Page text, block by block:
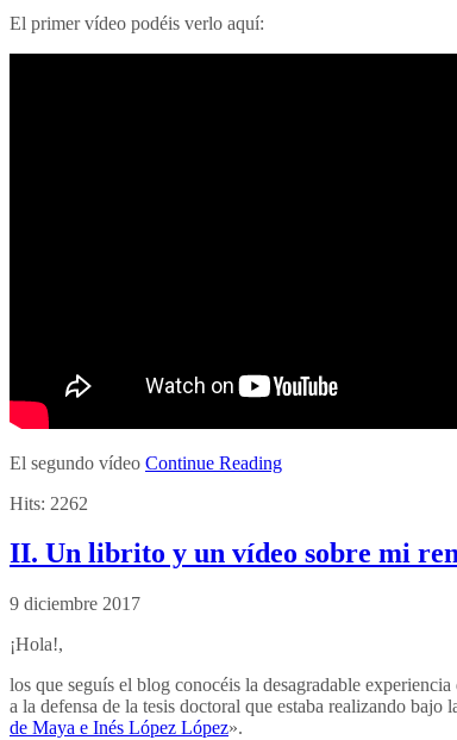
El primer vídeo podéis verlo aquí:
El segundo vídeo Continue Reading
Hits: 2262
II. Un librito y un vídeo sobre mi
9 diciembre 2017
¡Hola!,
los que seguís el blog conocéis la desagradable
a la defensa de la tesis doctoral que estaba realizando bajo
de Maya e Inés López López».